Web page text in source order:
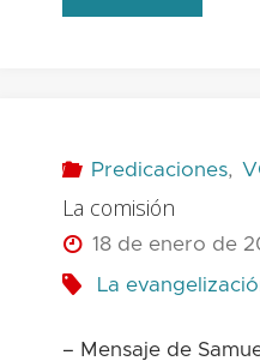
evangelio"
Predicaciones,
La comisión
18 de enero de
La
– Mensaje de